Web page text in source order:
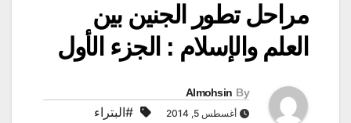
مراحل تطور الجنين بين
العلم والإسلام : الجزء الأول
By
Almohsin
أغسطس 5, 2014 #البتراء